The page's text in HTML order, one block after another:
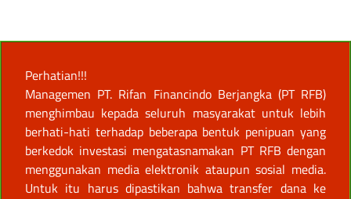
Perhatian!!!
Managemen PT. Rifan Financindo Berjangka (PT RFB)
menghimbau kepada seluruh masyarakat untuk lebih
berhati-hati terhadap beberapa bentuk penipuan yang
berkedok investasi mengatasnamakan PT RFB dengan
menggunakan media elektronik ataupun sosial media.
Untuk itu harus dipastikan bahwa transfer dana ke